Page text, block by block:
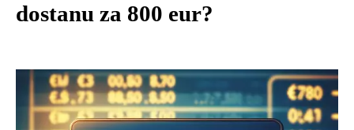
dostanu za 800 eur?